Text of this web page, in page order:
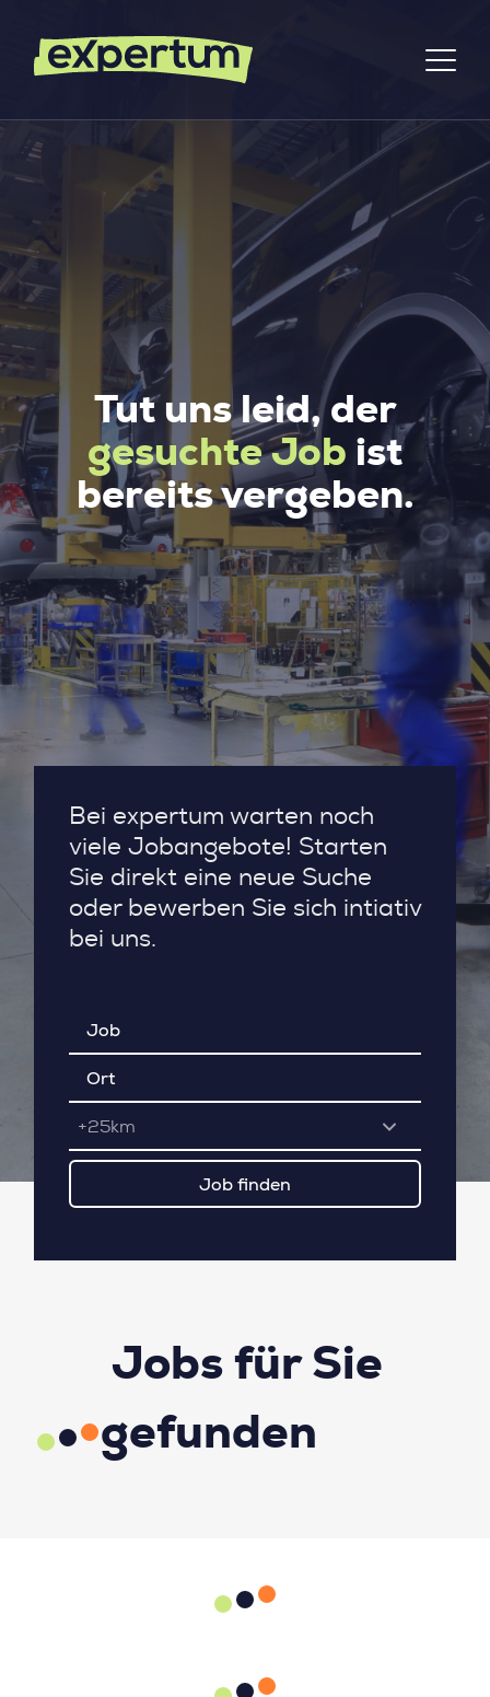
Tut uns leid, der
gesuchte Job ist
bereits vergeben.
Bei expertum warten noch
viele Jobangebote! Starten
Sie direkt eine neue Suche
oder bewerben Sie sich intiativ
bei uns.
+25km